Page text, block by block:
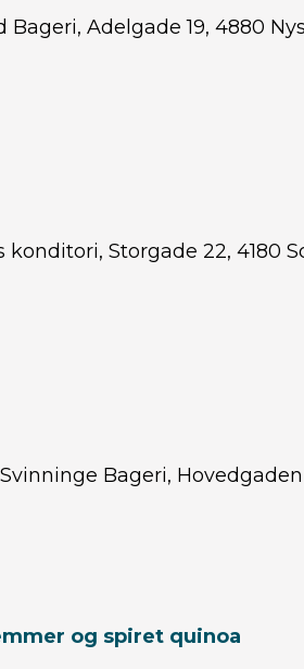
Bageri, Adelgade 19, 4880
konditori, Storgade 22, 4180
Bageri,
og spiret quinoa